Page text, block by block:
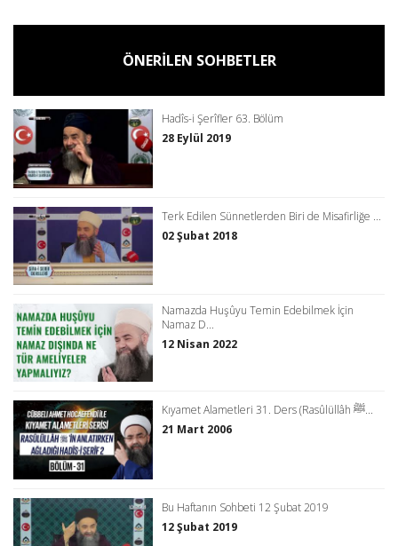
ÖNERİLEN SOHBETLER
Hadîs-i Şerîfler 63. Bölüm
28 Eylül 2019
Terk Edilen Sünnetlerden Biri de Misafirliğe ...
02 Şubat 2018
Namazda Huşûyu Temin Edebilmek İçin
Namaz D...
12 Nisan 2022
Kıyamet Alametleri 31. Ders (Rasûlüllâh ﷺ...
21 Mart 2006
Bu Haftanın Sohbeti 12 Şubat 2019
12 Şubat 2019